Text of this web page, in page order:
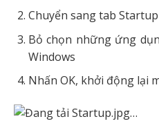
Chuyển sang tab Startup
Bỏ chọn những ứng
Windows
Nhấn OK, khởi động lại